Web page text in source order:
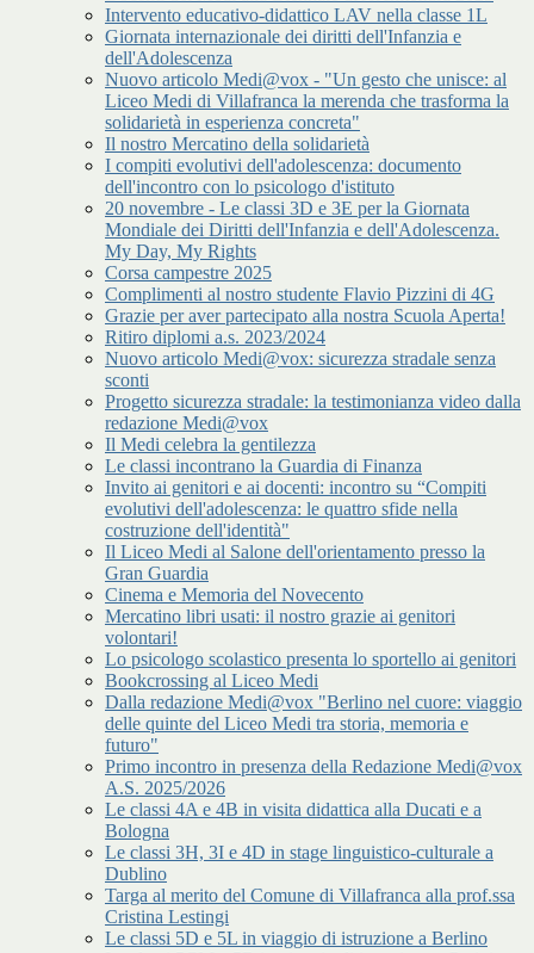
Intervento educativo-didattico LAV nella classe 1L
Giornata internazionale dei diritti dell'Infanzia e
dell'Adolescenza
Nuovo articolo Medi@vox - "Un gesto che unisce: al
Liceo Medi di Villafranca la merenda che trasforma la
solidarietà in esperienza concreta"
Il nostro Mercatino della solidarietà
I compiti evolutivi dell'adolescenza: documento
dell'incontro con lo psicologo d'istituto
20 novembre - Le classi 3D e 3E per la Giornata
Mondiale dei Diritti dell'Infanzia e dell'Adolescenza.
My Day, My Rights
Corsa campestre 2025
Complimenti al nostro studente Flavio Pizzini di 4G
Grazie per aver partecipato alla nostra Scuola Aperta!
Ritiro diplomi a.s. 2023/2024
Nuovo articolo Medi@vox: sicurezza stradale senza
sconti
Progetto sicurezza stradale: la testimonianza video dalla
redazione Medi@vox
Il Medi celebra la gentilezza
Le classi incontrano la Guardia di Finanza
Invito ai genitori e ai docenti: incontro su “Compiti
evolutivi dell'adolescenza: le quattro sfide nella
costruzione dell'identità"
Il Liceo Medi al Salone dell'orientamento presso la
Gran Guardia
Cinema e Memoria del Novecento
Mercatino libri usati: il nostro grazie ai genitori
volontari!
Lo psicologo scolastico presenta lo sportello ai genitori
Bookcrossing al Liceo Medi
Dalla redazione Medi@vox "Berlino nel cuore: viaggio
delle quinte del Liceo Medi tra storia, memoria e
futuro"
Primo incontro in presenza della Redazione Medi@vox
A.S. 2025/2026
Le classi 4A e 4B in visita didattica alla Ducati e a
Bologna
Le classi 3H, 3I e 4D in stage linguistico-culturale a
Dublino
Targa al merito del Comune di Villafranca alla prof.ssa
Cristina Lestingi
Le classi 5D e 5L in viaggio di istruzione a Berlino